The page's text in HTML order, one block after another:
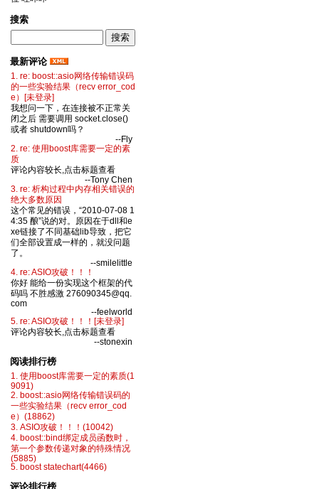
搜索
最新评论
1. re: boost::asio网络传输错误码
的一些实验结果（recv error_cod
e）[未登录]
我想问一下，在连接被不正常关
闭之后 需要调用 socket.close()
或者 shutdown吗？
--Fly
2. re: 使用boost库需要一定的素
质
评论内容较长,点击标题查看
--Tony Chen
3. re: 析构过程中内存相关错误的
绝大多数原因
这个常见的错误，“2010-07-08 1
4:35 酿”说的对。原因在于dll和e
xe链接了不同基础lib导致，把它
们全部设置成一样的，就没问题
了。
--smilelittle
4. re: ASIO攻破！！！
你好 能给一份实现这个框架的代
码吗 不胜感激 276090345@qq.
com
--feelworld
5. re: ASIO攻破！！！[未登录]
评论内容较长,点击标题查看
--stonexin
阅读排行榜
1. 使用boost库需要一定的素质(1
9091)
2. boost::asio网络传输错误码的
一些实验结果（recv error_cod
e）(18862)
3. ASIO攻破！！！(10042)
4. boost::bind绑定成员函数时，
第一个参数传递对象的特殊情况
(5885)
5. boost statechart(4466)
评论排行榜